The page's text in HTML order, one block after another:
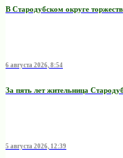
В Стародубском округе
6 августа 2026, 8:54
За пять лет жительница
5 августа 2026, 12:39